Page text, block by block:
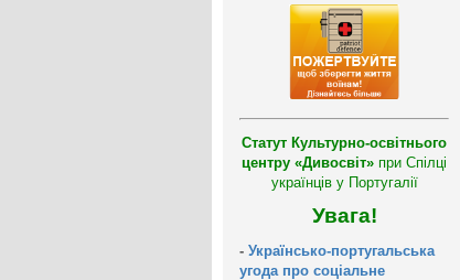
Статут Культурно-освітнього
центру «Дивосвіт» при Спілці
українців у Португалії
Увага!
- Українсько-португальська
угода про соціальне